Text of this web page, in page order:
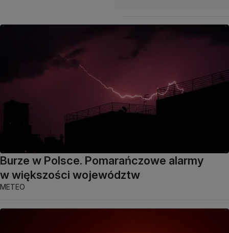
Burze w Polsce. Pomarańczowe alarmy
w większości województw
METEO